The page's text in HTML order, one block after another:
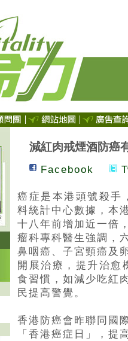
減紅肉戒煙酒防癌
Facebook
癌症是本港頭號殺手
料統計中心數據，本
十八年前增加近一倍
瘤科專科醫生強調，
鼻咽癌、子宮頸癌及
開展治療，提升治愈
食習慣，如減少吃紅
民提高警覺。
香港防癌會昨聯同國
「香港癌症日」，提